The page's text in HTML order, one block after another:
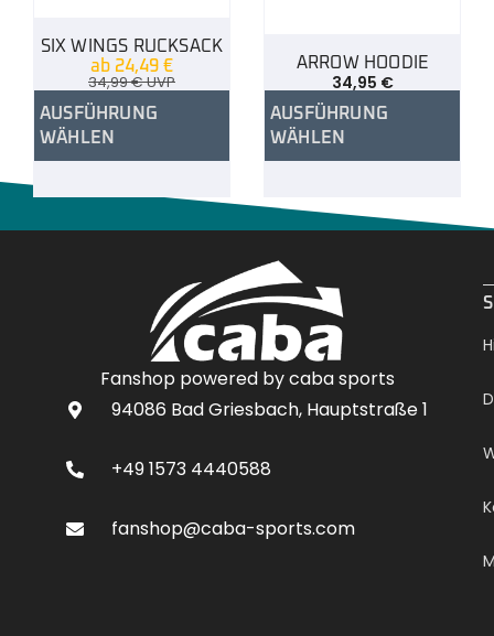
SIX WINGS RUCKSACK
ab 24,49 €
34,99€UVP
AUSFÜHRUNG
WÄHLEN
ARROW HOODIE
34,95 €
AUSFÜHRUNG
WÄHLEN
Fanshop powered by caba sports
94086 Bad Griesbach, Hauptstraße 1
+49 1573 4440588
fanshop@caba-sports.com